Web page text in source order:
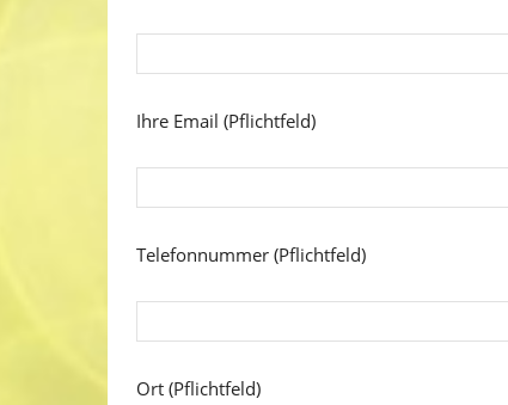
Ihre Email (Pflichtfeld)
Telefonnummer (Pflichtfeld)
Ort (Pflichtfeld)